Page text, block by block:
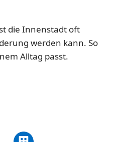
die Innenstadt oft
werden kann. So
Alltag passt.